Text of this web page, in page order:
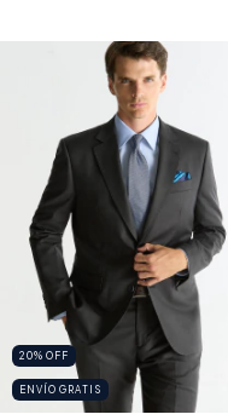
20% OFF
ENVÍO GRATIS